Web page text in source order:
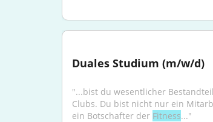
Duales Studium (m/w/d)
"...bist du wesentlicher
Clubs. Du bist nicht nur ein
ein Botschafter der Fitness..."